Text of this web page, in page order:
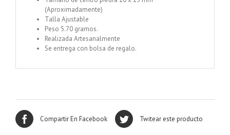
(Aproximadamente)
Talla Ajustable
Peso 5.70 gramos.
Realizada Artesanalmente
Se entrega con bolsa de regalo.
Compartir En Facebook Twitear este producto